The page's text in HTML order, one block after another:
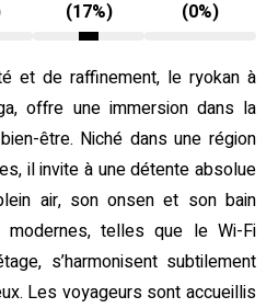
(17%)
(0%)
et de raffinement, le ryokan à
offre une immersion dans la
être. Niché dans une région
il invite à une détente absolue
air, son onsen et son bain
modernes, telles que le Wi-Fi
s’harmonisent subtilement
Les voyageurs sont accueillis